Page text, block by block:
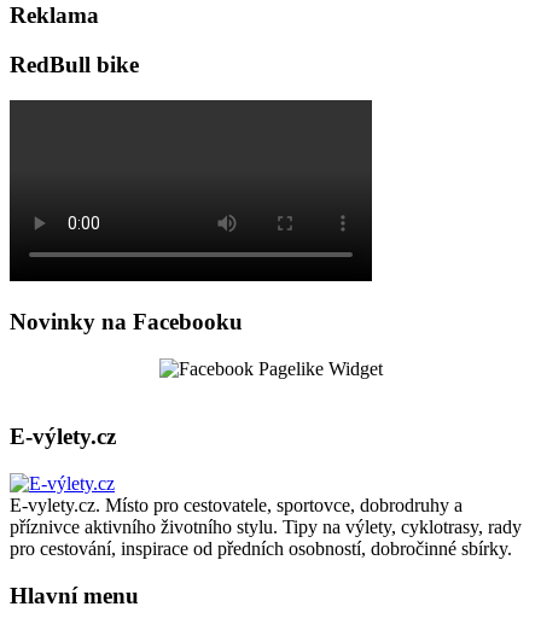
Reklama
RedBull bike
Novinky na Facebooku
E-výlety.cz
E-vylety.cz. Místo pro cestovatele, sportovce, dobrodruhy a
příznivce aktivního životního stylu. Tipy na výlety, cyklotrasy, rady
pro cestování, inspirace od předních osobností, dobročinné sbírky.
Hlavní menu